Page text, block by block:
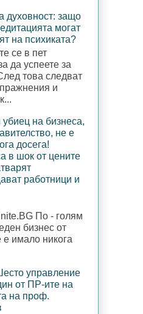
духовност: защо
могат
на психиката?
се в пет
да успеете за
това следват
и
на бизнеса,
не е
досега!
в шок от цените
работници и
По - голям
бизнес от
е имало никога
управление
от ПР-ите на
на проф.